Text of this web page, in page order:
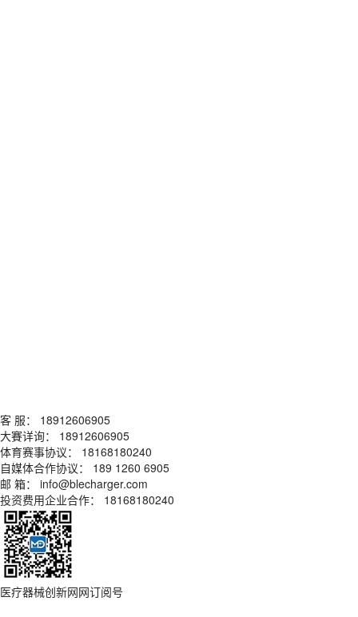
客 服： 18912606905
大賽详询： 18912606905
体育赛事协议： 18168180240
自媒体合作协议： 189 1260 6905
邮 箱： info@blecharger.com
投资费用企业合作： 18168180240
医疗器械创新网网订阅号